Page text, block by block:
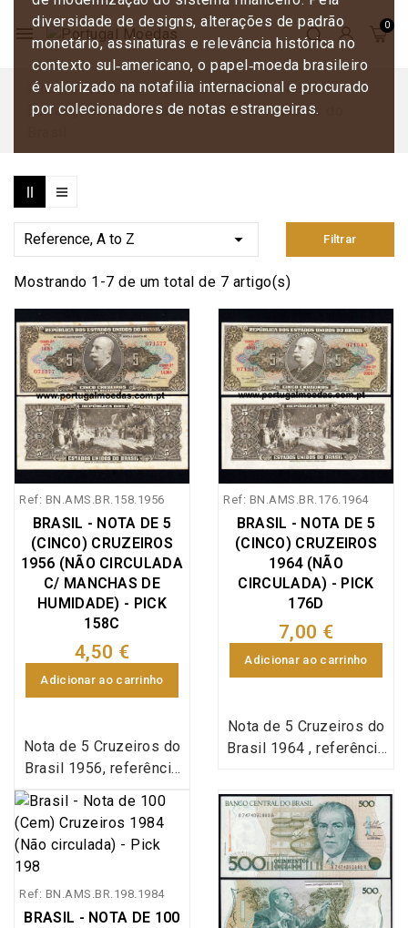
menu
Início Notas e Papéis de Valor
Notas
Estrangeiras
Notas da América
Notas do
diversidade de designs, alterações de padrão
monetário, assinaturas e relevância histórica no
contexto sul‑americano, o papel‑moeda brasileiro
é valorizado na notafilia internacional e procurado
por colecionadores de notas estrangeiras.
Reference, A to Z  Filtrar
Mostrando 1-7 de um total de 7 artigo(s)
Ref: BN.AMS.BR.158.1956
BRASIL - NOTA DE 5
(CINCO) CRUZEIROS
1956 (NÃO CIRCULADA
C/ MANCHAS DE
HUMIDADE) - PICK
158C
4,50 €
Adicionar ao carrinho
Nota de 5 Cruzeiros do
Brasil 1956, referência
Pick 158c, em estado
não circulado.
Ref: BN.AMS.BR.176.1964
BRASIL - NOTA DE 5
(CINCO) CRUZEIROS
1964 (NÃO
CIRCULADA) - PICK
176D
7,00 €
Adicionar ao carrinho
Nota de 5 Cruzeiros do
Brasil 1964 , referência
não circulado.
Ref: BN.AMS.BR.198.1984
BRASIL - NOTA DE 100